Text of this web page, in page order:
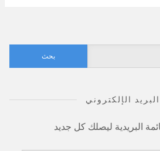
عن:
الإلكتروني
البريدية ليصلك كل جديد